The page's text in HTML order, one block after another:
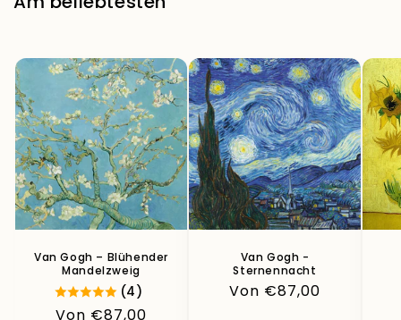
Van Gogh – Blühender
Mandelzweig
(4)
Normaler
Von €87,00
Van Gogh -
Sternennacht
Normaler
Von €87,00